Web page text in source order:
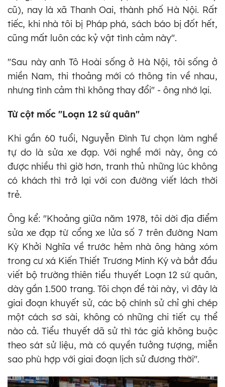
cũ), nay là xã Thanh Oai, thành phố Hà Nội. Rất
tiếc, khi nhà tôi bị Pháp phá, sách báo bị đốt hết,
cũng mất luôn các kỷ vật tình cảm này".
"Sau này anh Tô Hoài sống ở Hà Nội, tôi sống ở
miền Nam, thi thoảng mới có thông tin về nhau,
nhưng tình cảm thì không thay đổi" - ông nhớ lại.
Từ cột mốc "Loạn 12 sứ quân"
Khi gần 60 tuổi, Nguyễn Đình Tư chọn làm nghề
tự do là sửa xe đạp. Với nghề mới này, ông có
được nhiều thì giờ hơn, tranh thủ những lúc không
có khách thì trở lại với con đường viết lách thời
trẻ.
Ông kể: "Khoảng giữa năm 1978, tôi dời địa điểm
sửa xe đạp từ cổng xe lửa số 7 trên đường Nam
Kỳ Khởi Nghĩa về trước hẻm nhà ông hàng xóm
trong cư xá Kiến Thiết Trương Minh Ký và bắt đầu
viết bộ trường thiên tiểu thuyết Loạn 12 sứ quân,
dày gần 1.500 trang. Tôi chọn đề tài này, vì đây là
giai đoạn khuyết sử, các bộ chính sử chỉ ghi chép
một cách sơ sài, không có những chi tiết cụ thể
nào cả. Tiểu thuyết dã sử thì tác giả không buộc
theo sát sử liệu, mà có quyền tưởng tượng, miễn
sao phù hợp với giai đoạn lịch sử đương thời".